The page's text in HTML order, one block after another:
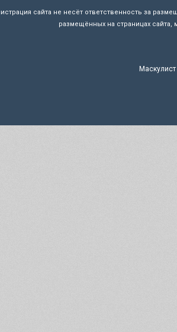
сайта не несёт ответственность за
размещённых на страницах